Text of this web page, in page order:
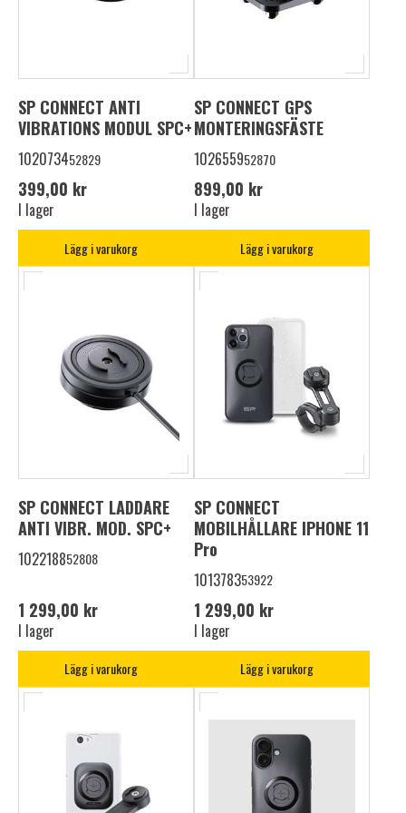
SP CONNECT ANTI
VIBRATIONS MODUL SPC+
102073452829
399,00 kr
I lager
Lägg i varukorg
SP CONNECT GPS
MONTERINGSFÄSTE
102655952870
899,00 kr
I lager
Lägg i varukorg
SP CONNECT LADDARE
ANTI VIBR. MOD. SPC+
102218852808
1 299,00 kr
I lager
Lägg i varukorg
SP CONNECT
MOBILHÅLLARE IPHONE 11
Pro
101378353922
1 299,00 kr
I lager
Lägg i varukorg